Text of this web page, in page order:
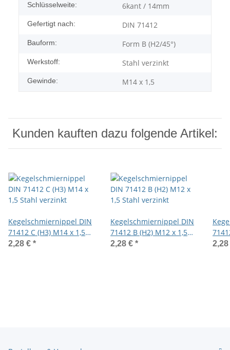
Schlüsselweite: 6kant / 14mm
Gefertigt nach: DIN 71412
Bauform: Form B (H2/45°)
Werkstoff: Stahl verzinkt
Gewinde: M14 x 1,5
Kunden kauften dazu folgende Artikel:
Kegelschmiernippel DIN
71412 C (H3) M14 x 1,5
Stahl verzinkt
2,28 € *
Kegelschmiernippel DIN
71412 B (H2) M12 x 1,5
Stahl verzinkt
2,28 € *